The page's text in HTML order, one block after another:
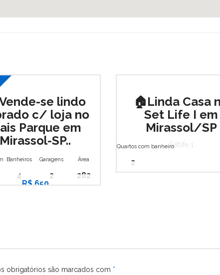
se lindo
c/ loja no
Parque em
Mirassol-SP..
, Parque dos Ipês 2
R$ 650
banheiro
Banheiros
4
Garagens
2
Área
282
🏠Linda Casa
Set Life I em
Mirassol/SP
Setlife 1
Quartos com banheiro
2
obrigatórios são marcados com *